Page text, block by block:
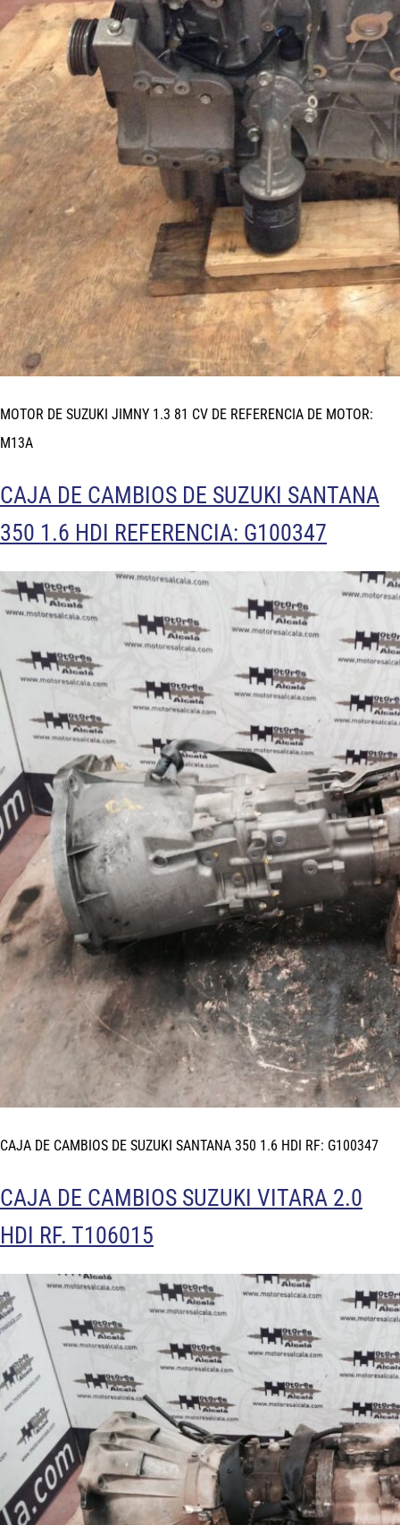
MOTOR DE SUZUKI JIMNY 1.3 81 CV DE REFERENCIA DE MOTOR:
M13A
CAJA DE CAMBIOS DE SUZUKI SANTANA
350 1.6 HDI REFERENCIA: G100347
CAJA DE CAMBIOS DE SUZUKI SANTANA 350 1.6 HDI RF: G100347
CAJA DE CAMBIOS SUZUKI VITARA 2.0
HDI RF. T106015